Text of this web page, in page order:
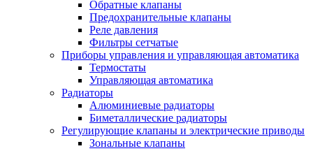
Обратные клапаны
Предохранительные клапаны
Реле давления
Фильтры сетчатые
Приборы управления и управляющая автоматика
Термостаты
Управляющая автоматика
Радиаторы
Алюминиевые радиаторы
Биметаллические радиаторы
Регулирующие клапаны и электрические приводы
Зональные клапаны